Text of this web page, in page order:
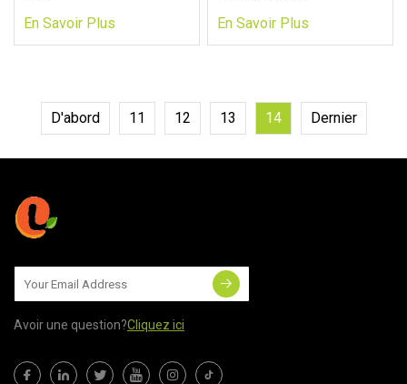
En Savoir Plus
En Savoir Plus
D'abord 11 12 13 14 Dernier
Avoir une question?Cliquez ici